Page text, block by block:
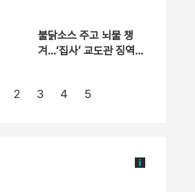
불닭소스 주고 뇌물 챙
겨…‘집사’ 교도관 징역 7
2 3 4 5